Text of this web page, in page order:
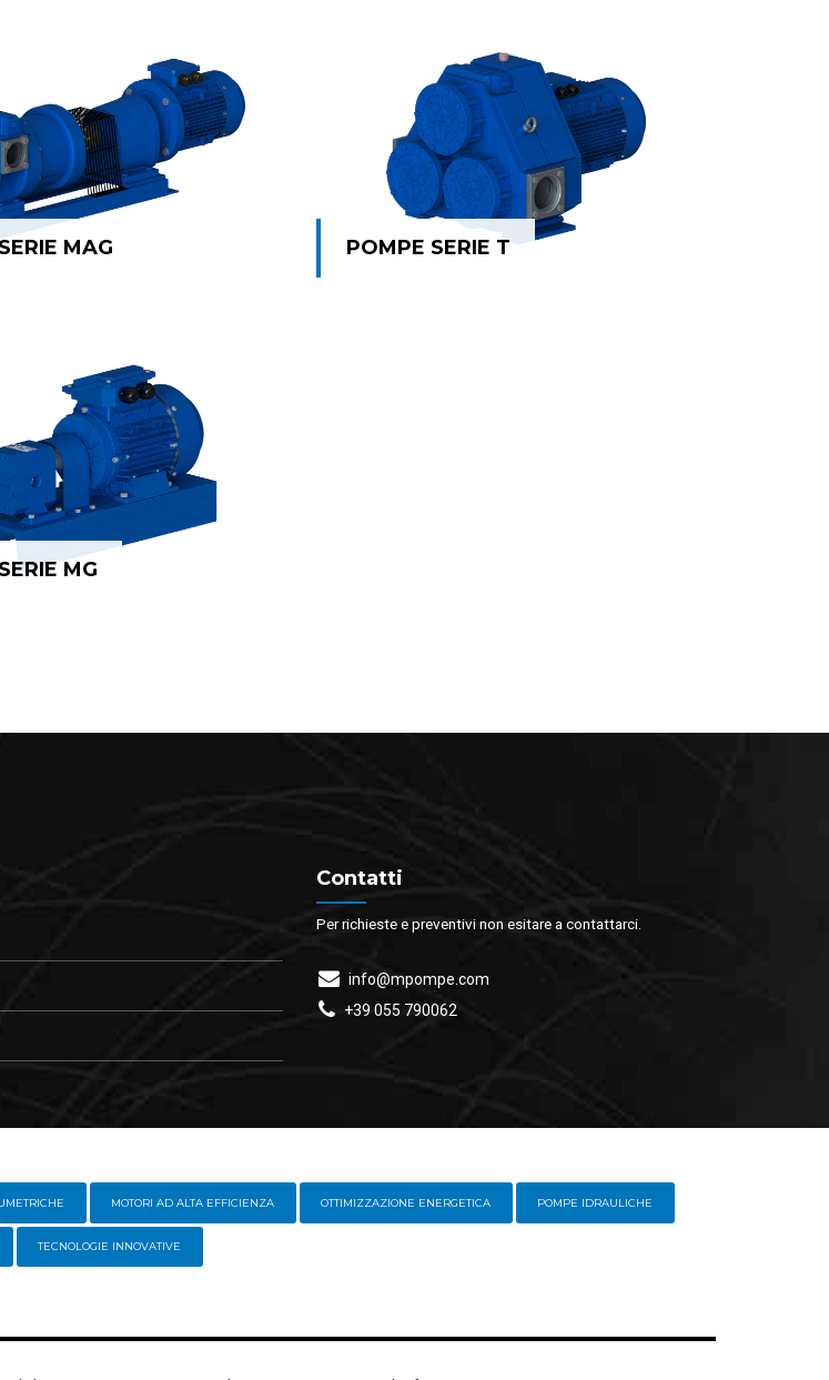
SERIE MAG
MAG
POMPE SERIE T
POMPE SERIE T
POMPE SERIE MG
MG
Contatti
Per richieste e preventivi non esitare a contattarci.
info@mpompe.com
+39 055 790062
MOTORI AD ALTA EFFICIENZA OTTIMIZZAZIONE ENERGETICA POMPE IDRAULICHE
TECNOLOGIE INNOVATIVE